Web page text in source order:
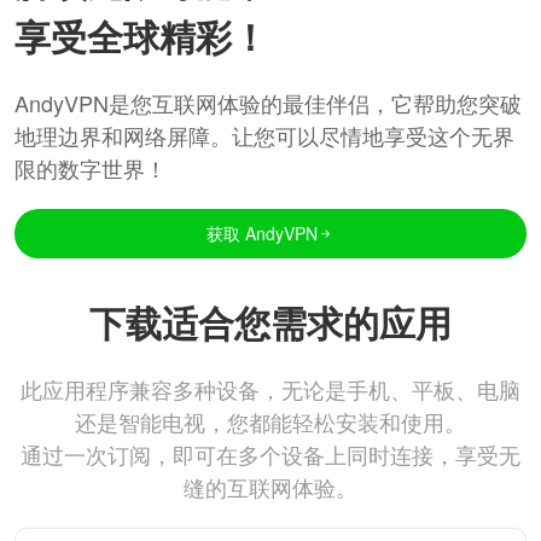
享受全球精彩！
AndyVPN是您互联网体验的最佳伴侣，它帮助您突破
地理边界和网络屏障。让您可以尽情地享受这个无界
限的数字世界！
获取 AndyVPN
下载适合您需求的应用
此应用程序兼容多种设备，无论是手机、平板、电脑
还是智能电视，您都能轻松安装和使用。
通过一次订阅，即可在多个设备上同时连接，享受无
缝的互联网体验。